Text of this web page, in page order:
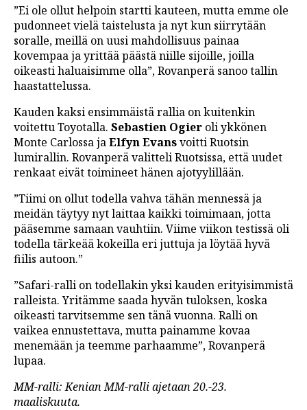
”Ei ole ollut helpoin startti kauteen, mutta emme ole
pudonneet vielä taistelusta ja nyt kun siirrytään
soralle, meillä on uusi mahdollisuus painaa
kovempaa ja yrittää päästä niille sijoille, joilla
oikeasti haluaisimme olla”, Rovanperä sanoo tallin
haastattelussa.
Kauden kaksi ensimmäistä rallia on kuitenkin
voitettu Toyotalla. Sebastien Ogier oli ykkönen
Monte Carlossa jaElfyn Evansvoitti Ruotsin
lumirallin. Rovanperä valitteli Ruotsissa, että uudet
renkaat eivät toimineet hänen ajotyylillään.
”Tiimi on ollut todella vahva tähän mennessä ja
meidän täytyy nyt laittaa kaikki toimimaan, jotta
pääsemme samaan vauhtiin. Viime viikon testissä oli
todella tärkeää kokeilla eri juttuja ja löytää hyvä
fiilis autoon.”
”Safari-ralli on todellakin yksi kauden erityisimmistä
ralleista. Yritämme saada hyvän tuloksen, koska
oikeasti tarvitsemme sen tänä vuonna. Ralli on
vaikea ennustettava, mutta painamme kovaa
menemään ja teemme parhaamme”, Rovanperä
lupaa.
MM-ralli: Kenian MM-ralli ajetaan 20.-23.
maaliskuuta.